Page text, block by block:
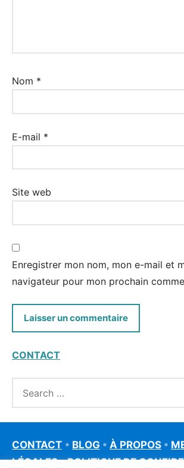
Nom *
E-mail *
Site web
Enregistrer mon nom, mon e-mail et
navigateur pour mon prochain
CONTACT
CONTACT • BLOG • À PROPOS •
LÉGALES•POLITIQUE DE